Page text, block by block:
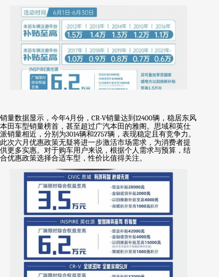
销量数据显示，今年4月份， CR-V销量达到 12400辆，稳居东风
本田车型销量榜首，甚至超过广汽本田的雅阁。思域和英仕
派销量相近，分别为3014辆和2757辆，表现稳定且有竞争力。
此次六月优惠政策无疑将进一步激活市场需求，为消费者提
供更多实惠。对于购车用户来说，根据个人需求与预算，结
合优惠政策选择合适车型，性价比值得关注。